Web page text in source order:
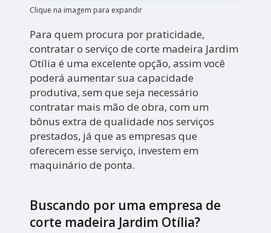
Clique na imagem para expandir
Para quem procura por praticidade,
contratar o serviço de corte madeira Jardim
Otília é uma excelente opção, assim você
poderá aumentar sua capacidade
produtiva, sem que seja necessário
contratar mais mão de obra, com um
bônus extra de qualidade nos serviços
prestados, já que as empresas que
oferecem esse serviço, investem em
maquinário de ponta.
Buscando por uma empresa de
corte madeira Jardim Otília?